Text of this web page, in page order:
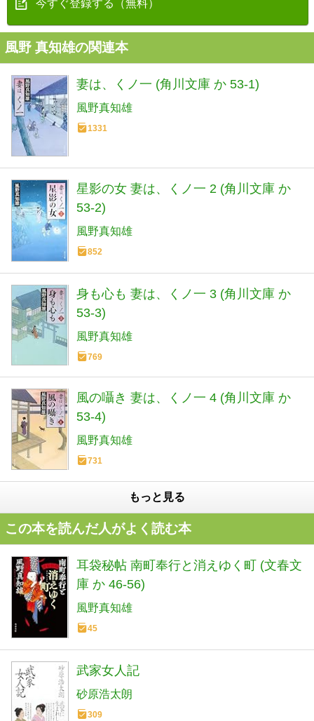
今すぐ登録する（無料）
風野 真知雄の関連本
妻は、くノ一 (角川文庫 か 53-1)
風野真知雄
1331
星影の女 妻は、くノ一 2 (角川文庫 か
53-2)
風野真知雄
852
身も心も 妻は、くノ一 3 (角川文庫 か
53-3)
風野真知雄
769
風の囁き 妻は、くノ一 4 (角川文庫 か
53-4)
風野真知雄
731
もっと見る
この本を読んだ人がよく読む本
耳袋秘帖 南町奉行と消えゆく町 (文春文
庫 か 46-56)
風野真知雄
45
武家女人記
砂原浩太朗
309